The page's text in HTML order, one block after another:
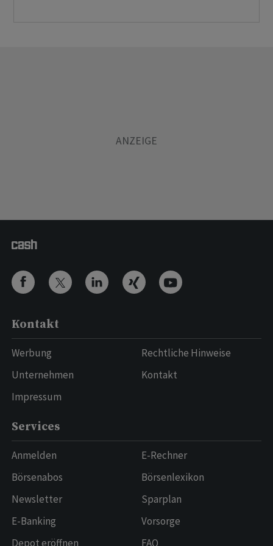
Kontakt
Werbung
Unternehmen
Impressum
Rechtliche Hinweise
Kontakt
Services
Anmelden
Börsenabos
Newsletter
E-Banking
Depot eröffnen
E-Rechner
Börsenlexikon
Sparplan
Vorsorge
FAQ